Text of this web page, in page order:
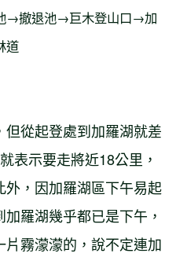
→撤退池→巨木登山口→加
道
從起登處到加羅湖就差
表示要走將近18公里，
，因加羅湖區下午易起
羅湖幾乎都已是下午，
霧濛濛的，說不定連加